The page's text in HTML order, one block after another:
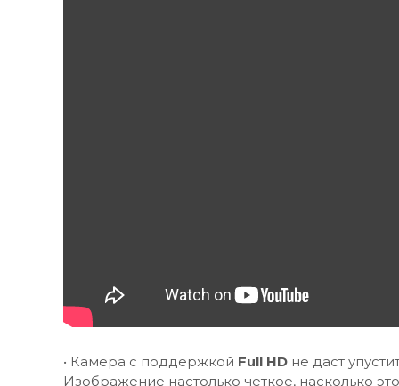
• Камера с поддержкой Full HD не даст
Изображение настолько четкое, насколько